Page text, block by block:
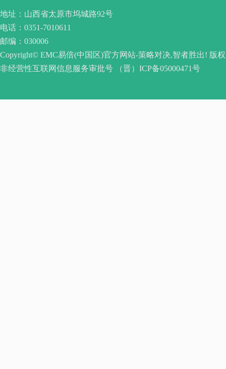
地址：山西省太原市坞城路92号
电话：0351-7010611
邮编：030006
Copyright© EMC易倍(中国区)官方网站-策略对决,智者胜出! 版
非经营性互联网信息服务审批号 （晋）ICP备05000471号